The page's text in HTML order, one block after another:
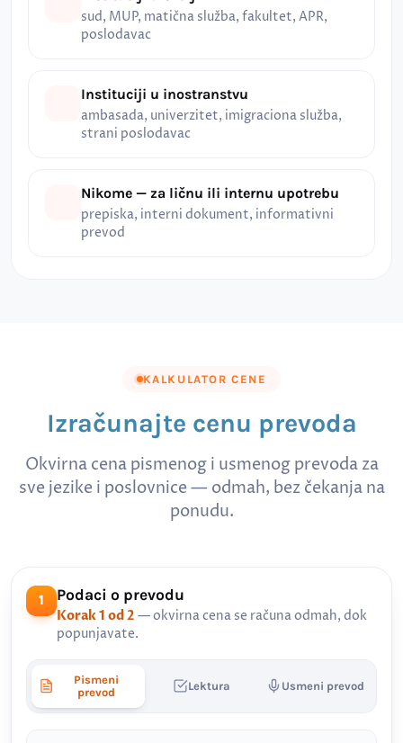
sud, MUP, matična služba, fakultet, APR,
poslodavac
Instituciji u inostranstvu
ambasada, univerzitet, imigraciona služba,
strani poslodavac
Nikome — za ličnu ili internu upotrebu
prepiska, interni dokument, informativni
prevod
KALKULATOR CENE
Izračunajte cenu prevoda
Okvirna cena pismenog i usmenog prevoda za
sve jezike i poslovnice — odmah, bez čekanja na
ponudu.
1 Podaci o prevodu
Korak 1 od 2 — okvirna cena se računa odmah, dok
popunjavate.
Pismeni
prevod
Lektura Usmeni prevod